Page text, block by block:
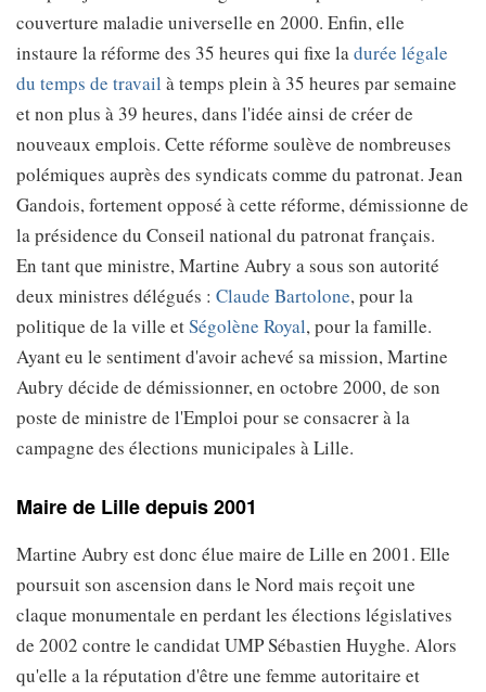
couverture maladie universelle en 2000. Enfin, elle
instaure la réforme des 35 heures qui fixe ladurée légale
du temps de travail à temps plein à 35 heures par semaine
et non plus à 39 heures, dans l'idée ainsi de créer de
nouveaux emplois. Cette réforme soulève de nombreuses
polémiques auprès des syndicats comme du patronat. Jean
Gandois, fortement opposé à cette réforme, démissionne de
la présidence du Conseil national du patronat français.
En tant que ministre, Martine Aubry a sous son autorité
deux ministres délégués : Claude Bartolone, pour la
politique de la ville etSégolène Royal, pour la famille.
Ayant eu le sentiment d'avoir achevé sa mission, Martine
Aubry décide de démissionner, en octobre 2000, de son
poste de ministre de l'Emploi pour se consacrer à la
campagne des élections municipales à Lille.
Maire de Lille depuis 2001
Martine Aubry est donc élue maire de Lille en 2001. Elle
poursuit son ascension dans le Nord mais reçoit une
claque monumentale en perdant les élections législatives
de 2002 contre le candidat UMP Sébastien Huyghe. Alors
qu'elle a la réputation d'être une femme autoritaire et